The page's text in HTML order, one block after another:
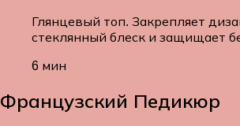
Глянцевый топ. Закрепляет
стеклянный блеск и защищает
6 мин
Французский Педикюр